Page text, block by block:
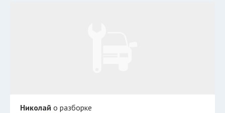
Николай о разборке